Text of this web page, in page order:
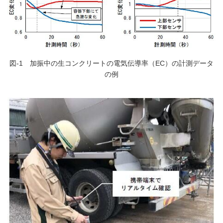
図-1 加振中の生コンクリートの電気伝導率（EC）の計測データ
の例